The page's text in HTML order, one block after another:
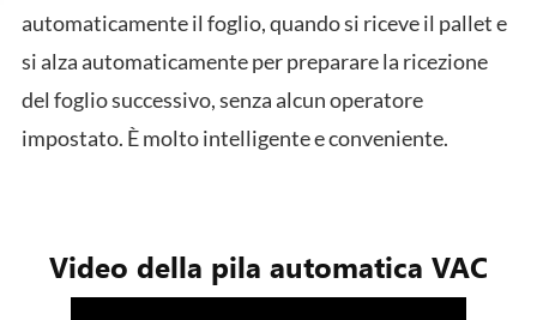
automaticamente il foglio, quando si riceve il pallet e
si alza automaticamente per preparare la ricezione
del foglio successivo, senza alcun operatore
impostato. È molto intelligente e conveniente.
Video della pila automatica VAC